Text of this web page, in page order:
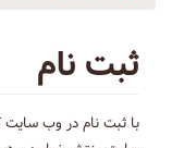
ثبت نام
با ثبت نام در وب سایت